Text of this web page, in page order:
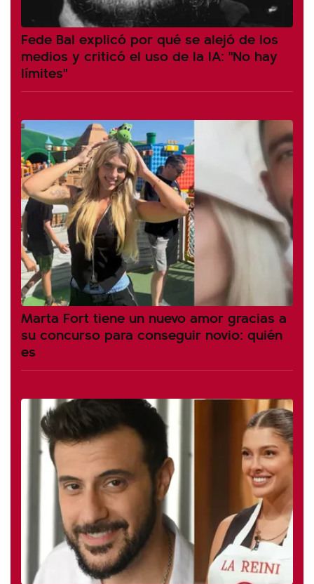
Fede Bal explicó por qué se alejó de los
medios y criticó el uso de la IA: "No hay
límites"
Marta Fort tiene un nuevo amor gracias a
su concurso para conseguir novio: quién
es